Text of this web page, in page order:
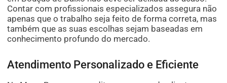
Contar com profissionais especializados assegura não
apenas que o trabalho seja feito de forma correta, mas
também que as suas escolhas sejam baseadas em
conhecimento profundo do mercado.
Atendimento Personalizado e Eficiente